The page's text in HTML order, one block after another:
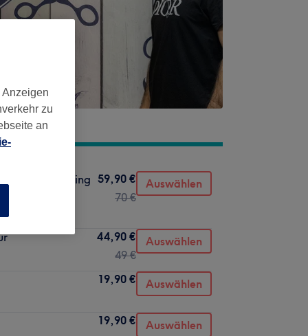
& Styling 59,90 €
70 €
Auswählen
44,90 €
49 €
Auswählen
19,90 € Auswählen
19,90 € Auswählen
zu
an